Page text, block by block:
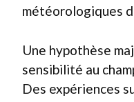
météorologiques
Une hypothèse
sensibilité au
Des expériences